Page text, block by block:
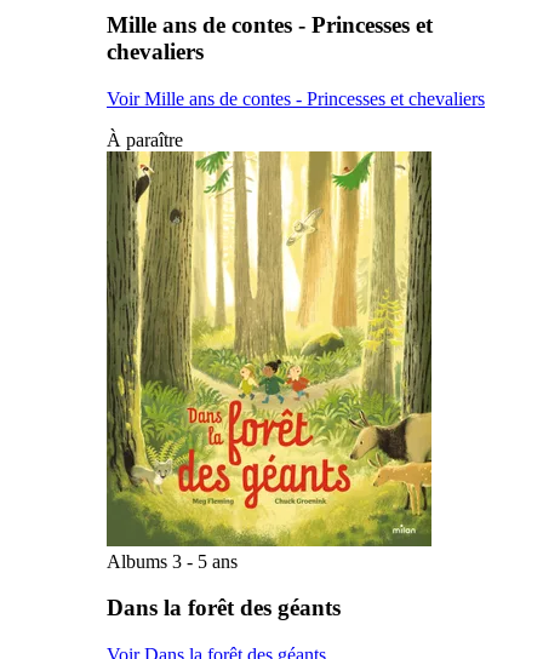
Mille ans de contes - Princesses et
chevaliers
Voir Mille ans de contes - Princesses et chevaliers
À paraître
Albums 3 - 5 ans
Dans la forêt des géants